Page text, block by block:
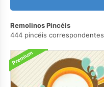
Remolinos Pincéis
444 pincéis correspondentes